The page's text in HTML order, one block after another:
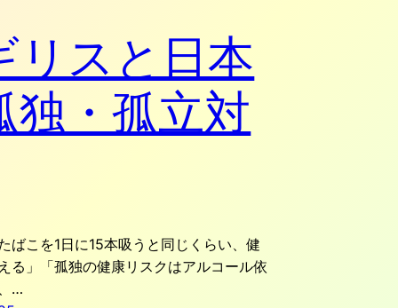
リスと日本
独・孤立対
ばこを1日に15本吸うと同じくらい、健
る」「孤独の健康リスクはアルコール依
…